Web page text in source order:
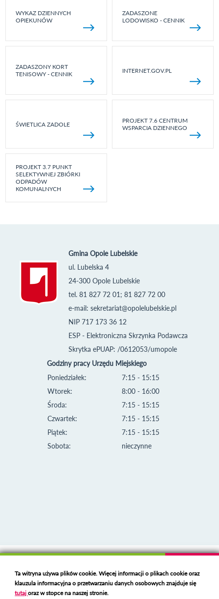
WYKAZ DZIENNYCH
OPIEKUNÓW
ZADASZONE
LODOWISKO - CENNIK
ZADASZONY KORT
TENISOWY - CENNIK
INTERNET.GOV.PL
ŚWIETLICA ZADOLE
PROJEKT 7.6 CENTRUM
WSPARCIA DZIENNEGO
PROJEKT 3.7 PUNKT
SELEKTYWNEJ ZBIÓRKI
ODPADÓW
KOMUNALNYCH
Gmina Opole Lubelskie
ul. Lubelska 4
24-300 Opole Lubelskie
tel. 81 827 72 01; 81 827 72 00
e-mail: sekretariat@opolelubelskie.pl
NIP 717 173 36 12
ESP - Elektroniczna Skrzynka Podawcza
Skrytka ePUAP: /0612053/umopole
Godziny pracy Urzędu Miejskiego
Poniedziałek:
Wtorek:
Środa:
Czwartek:
Piątek:
Sobota:
7:15 - 15:15
8:00 - 16:00
7:15 - 15:15
7:15 - 15:15
7:15 - 15:15
nieczynne
Deklaracja dostępności
Polski serwer RBL
https://polspam.pl/
Ta witryna używa plików cookie. Więcej informacji o plikach cookie oraz
klauzula informacyjna o przetwarzaniu danych osobowych znajduje się
tutajoraz w stopce na naszej stronie.